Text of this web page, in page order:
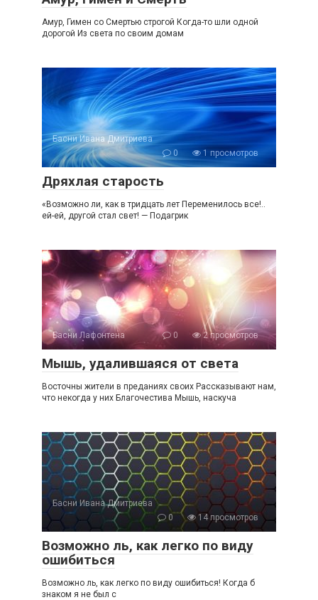
Амур, Гимен со Смертью строгой Когда-то шли одной
дорогой Из света по своим домам
Басни Ивана Дмитриева
0
1 просмотров
Дряхлая старость
«Возможно ли, как в тридцать лет Переменилось все!..
ей-ей, другой стал свет! — Подагрик
Басни Лафонтена 0 2 просмотров
Мышь, удалившаяся от света
Восточны жители в преданиях своих Рассказывают нам,
что некогда у них Благочестива Мышь, наскуча
Басни Ивана Дмитриева
0
14 просмотров
Возможно ль, как легко по виду
ошибиться
Возможно ль, как легко по виду ошибиться! Когда б
знаком я не был с